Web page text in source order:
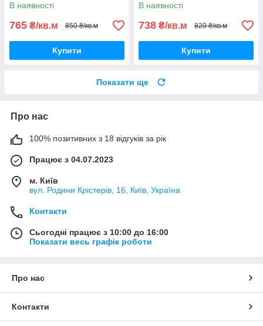
В наявності
765 ₴/кв.м 850 ₴/кв.м
Купити
В наявності
738 ₴/кв.м 820 ₴/кв.м
Купити
Показати ще
Про нас
100% позитивних з 18 відгуків за рік
Працює з 04.07.2023
м. Київ
вул. Родини Крістерів, 16, Київ, Україна
Контакти
Сьогодні працює з 10:00 до 16:00
Показати весь графік роботи
Про нас
Контакти